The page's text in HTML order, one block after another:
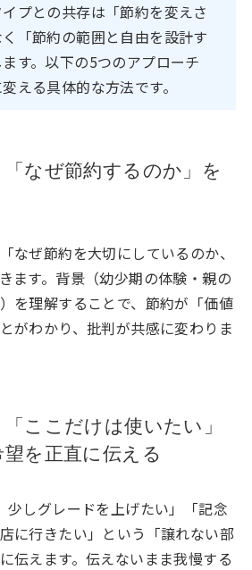
プとの共存は「節約を変えさ
「節約の範囲と自由を設計す
す。以下の5つのアプローチ
える具体的な方法です。
なぜ節約するのか」を
なぜ節約を大切にしているのか、
ます。背景（幼少期の体験・親の
を理解することで、節約が「価値
がわかり、批判が共感に変わりま
ここだけは使いたい」
を正直に伝える
少しグレードを上げたい」「記念
に行きたい」という「譲れない部
伝えます。伝えないまま我慢する